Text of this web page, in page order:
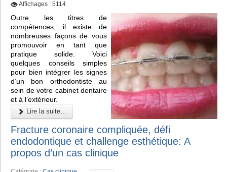
Affichages : 5114
Outre les titres de
compétences, il existe de
nombreuses façons de vous
promouvoir en tant que
pratique solide. Voici
quelques conseils simples
pour bien intégrer les signes
d’un bon orthodontiste au
sein de votre cabinet dentaire
et à l’extérieur.
Lire la suite...
Fracture coronaire compliquée, défi
endodontique et challenge esthétique: A
propos d’un cas clinique